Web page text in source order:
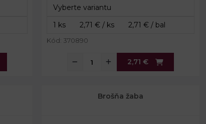
Kód: 370890
2,71 €
Brošňa žaba